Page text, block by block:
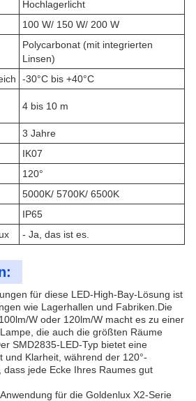
Hochlagerlicht
100 W/ 150 W/ 200 W
Polycarbonat (mit integrierten
Linsen)
-30°C bis +40°C
4 bis 10 m
3 Jahre
IK07
120°
5000K/ 5700K/ 6500K
IP65
- Ja, das ist es.
für diese LED-High-Bay-Lösung ist
wie Lagerhallen und Fabriken.Die
W oder 120lm/W macht es zu einer
die auch die größten Räume
SMD2835-LED-Typ bietet eine
und Klarheit, während der 120°-
jede Ecke Ihres Raumes gut
für die Goldenlux X2-Serie